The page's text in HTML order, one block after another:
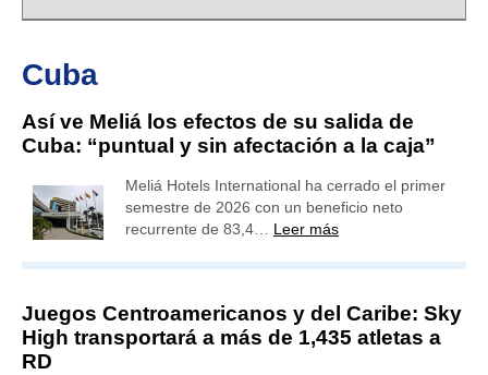
Cuba
Así ve Meliá los efectos de su salida de
Cuba: “puntual y sin afectación a la caja”
Meliá Hotels International ha cerrado el primer
semestre de 2026 con un beneficio neto
recurrente de 83,4… Leer más
Juegos Centroamericanos y del Caribe: Sky
High transportará a más de 1,435 atletas a
RD